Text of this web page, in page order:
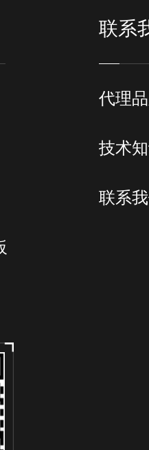
联系
代理
技术
联系